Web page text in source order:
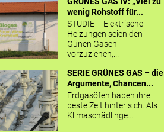
wenig Rohstoff für...
STUDIE – Elektrische
Heizungen seien den
Günen Gasen
vorzuziehen,...
SERIE GRÜNES GAS – die
Argumente, Chancen...
Erdgasöfen haben ihre
beste Zeit hinter sich. Als
Klimaschädlinge...